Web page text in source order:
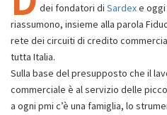
dei fondatori di Sardexe
riassumono, insieme alla parola
rete dei circuiti di credito
tutta Italia.
Sulla base del presupposto che il
commerciale è al servizio delle
a ogni pmi c’è una famiglia, lo